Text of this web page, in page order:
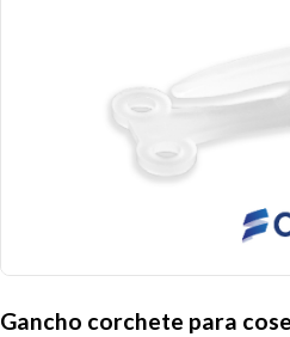
Gancho corchete para